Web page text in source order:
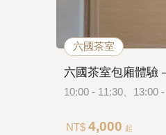
六國茶室
六國茶室包廂體驗
10:00 - 11:30、13:00
NT$ 4,000 起